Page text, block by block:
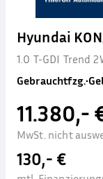
Hyundai
1.0 T-GDI Trend
Gebrauchtfzg.•
11.380,-
MwSt. nicht
130,- €